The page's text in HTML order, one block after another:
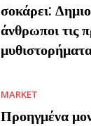
σοκάρει:
άνθρωποι τις
MARKET
Προηγμένα